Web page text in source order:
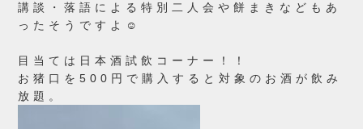
講談・落語による特別二人会や餅まきなどもあ
ったそうですよ☺
目当ては日本酒試飲コーナー！！
お猪口を500円で購入すると対象のお酒が飲み
放題。